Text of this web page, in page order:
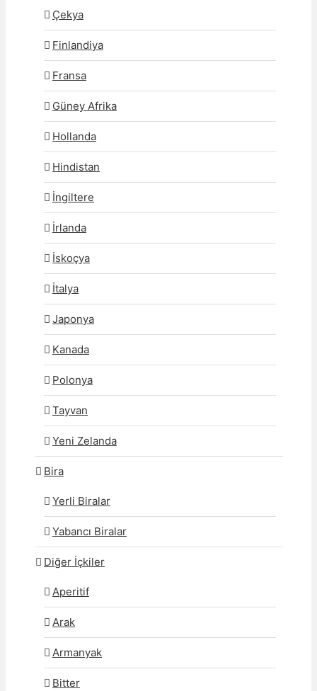
Çekya
Finlandiya
Fransa
Güney Afrika
Hollanda
Hindistan
İngiltere
İrlanda
İskoçya
İtalya
Japonya
Kanada
Polonya
Tayvan
Yeni Zelanda
Bira
Yerli Biralar
Yabancı Biralar
Diğer İçkiler
Aperitif
Arak
Armanyak
Bitter